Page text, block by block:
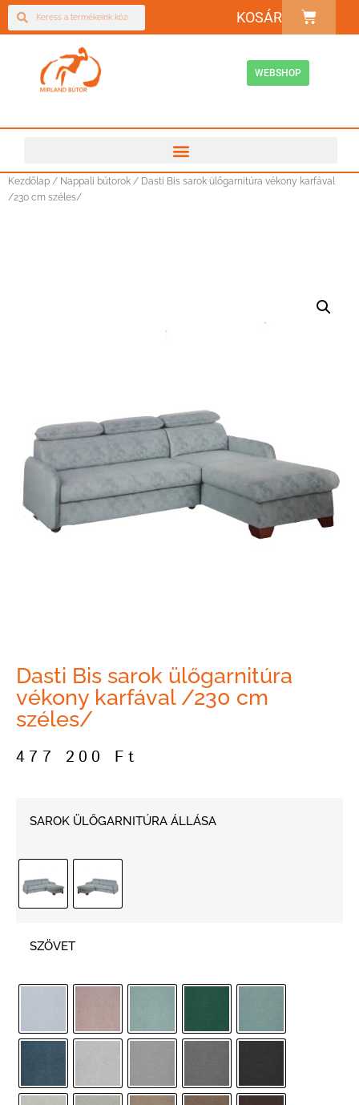
KOSÁR
WEBSHOP
Kezdőlap / Nappali bútorok / Dasti Bis sarok ülőgarnitúra vékony karfával
/230 cm széles/
Dasti Bis sarok ülőgarnitúra
vékony karfával /230 cm
széles/
477 200 Ft
SAROK ÜLŐGARNITÚRA ÁLLÁSA
SZÖVET